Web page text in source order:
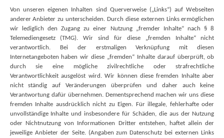
Von unseren eigenen Inhalten sind Querverweise („Links“) auf Webseiten
anderer Anbieter zu unterscheiden. Durch diese externen Links ermöglichen
wir lediglich den Zugang zu einer Nutzung „fremder Inhalte“ nach § 8
Telemediengesetz (TMG). Wir sind für diese „fremden Inhalte“ nicht
verantwortlich. Bei der erstmaligen Verknüpfung mit diesen
Internetangeboten haben wir diese „fremden“ Inhalte darauf überprüft, ob
durch sie eine mögliche zivilrechtliche oder strafrechtliche
Verantwortlichkeit ausgelöst wird. Wir können diese fremden Inhalte aber
nicht ständig auf Veränderungen überprüfen und daher auch keine
Verantwortung dafür übernehmen. Dementsprechend machen wir uns diese
fremden Inhalte ausdrücklich nicht zu Eigen. Für illegale, fehlerhafte oder
unvollständige Inhalte und insbesondere für Schäden, die aus der Nutzung
oder Nichtnutzung von Informationen Dritter entstehen, haftet allein der
jeweilige Anbieter der Seite. (Angaben zum Datenschutz bei externen Links